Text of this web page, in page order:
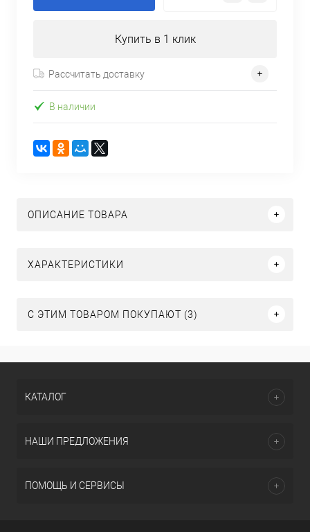
Купить в 1 клик
Рассчитать доставку
В наличии
ОПИСАНИЕ ТОВАРА
ХАРАКТЕРИСТИКИ
С ЭТИМ ТОВАРОМ ПОКУПАЮТ (3)
КАТАЛОГ
НАШИ ПРЕДЛОЖЕНИЯ
ПОМОЩЬ И СЕРВИСЫ